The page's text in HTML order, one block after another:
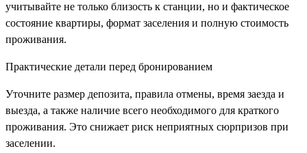
учитывайте не только близость к станции, но и фактическое
состояние квартиры, формат заселения и полную стоимость
проживания.
Практические детали перед бронированием
Уточните размер депозита, правила отмены, время заезда и
выезда, а также наличие всего необходимого для краткого
проживания. Это снижает риск неприятных сюрпризов при
заселении.